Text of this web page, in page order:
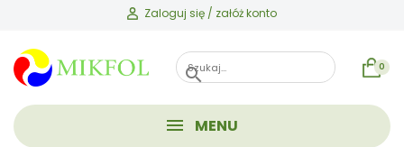
Zaloguj się / załóż konto
search 0
MENU